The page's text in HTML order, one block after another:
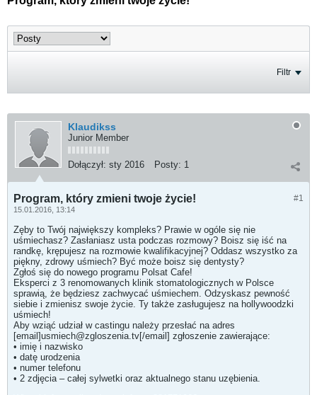
Filtr
Klaudikss
Junior Member
Dołączył: sty 2016 Posty: 1
#1
Program, który zmieni twoje życie!
15.01.2016, 13:14
Zęby to Twój największy kompleks? Prawie w ogóle się nie
uśmiechasz? Zasłaniasz usta podczas rozmowy? Boisz się iść na
randkę, krępujesz na rozmowie kwalifikacyjnej? Oddasz wszystko za
piękny, zdrowy uśmiech? Być może boisz się dentysty?
Zgłoś się do nowego programu Polsat Cafe!
Eksperci z 3 renomowanych klinik stomatologicznych w Polsce
sprawią, że będziesz zachwycać uśmiechem. Odzyskasz pewność
siebie i zmienisz swoje życie. Ty także zasługujesz na hollywoodzki
uśmiech!
Aby wziąć udział w castingu należy przesłać na adres
[email]usmiech@zgloszenia.tv[/email] zgłoszenie zawierające:
• imię i nazwisko
• datę urodzenia
• numer telefonu
• 2 zdjęcia – całej sylwetki oraz aktualnego stanu uzębienia.